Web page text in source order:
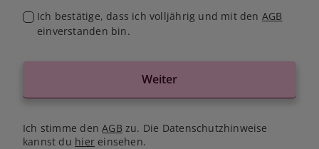
Ich bestätige, dass ich volljährig und mit den AGB
einverstanden bin.
Weiter
Ich stimme denAGB zu. Die Datenschutzhinweise
kannst du hiereinsehen.